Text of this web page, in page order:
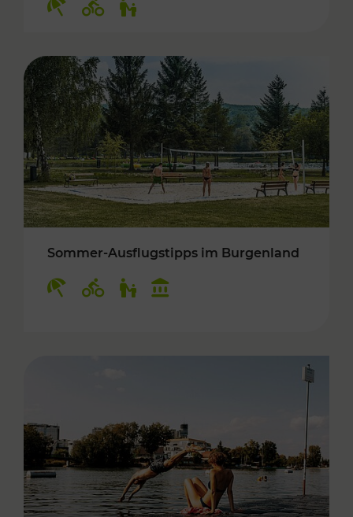
Sommer-Ausflugstipps im Burgenland